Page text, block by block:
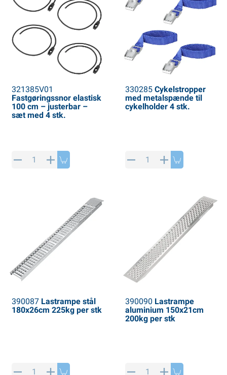
321385V01
Fastgøringssnor elastisk
100 cm – justerbar –
sæt med 4 stk.
330285Cykelstropper
med metalspænde til
cykelholder 4 stk.
390087Lastrampe stål
180x26cm 225kg per stk
390090 Lastrampe
aluminium 150x21cm
200kg per stk